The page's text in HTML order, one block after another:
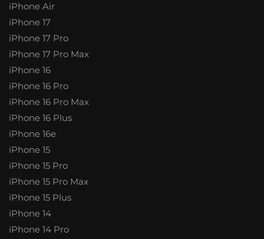
iPhone Air
iPhone 17
iPhone 17 Pro
iPhone 17 Pro Max
iPhone 16
iPhone 16 Pro
iPhone 16 Pro Max
iPhone 16 Plus
iPhone 16e
iPhone 15
iPhone 15 Pro
iPhone 15 Pro Max
iPhone 15 Plus
iPhone 14
iPhone 14 Pro